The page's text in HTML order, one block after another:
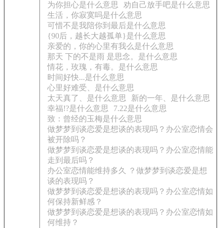
为你担心是什么意思
劝自己放手吧是什么意思
生活，你寂寞吗是什么意思
可惜不是我陪你到最后是什么意思
{90后，越长大越孤单}是什么意思
亲爱的，你的心里有我么是什么意思
那天 下的不是雨 是思念。是什么意思
情花，玫瑰，有毒。是什么意思
时间好快...是什么意思
心里好难受、是什么意思
太天真了、是什么意思
新的一年、是什么意思
幸福!?是什么意思
7.22是什么意思
致：曾经的玉梅是什么意思
做梦梦到谈恋爱是想谈的表现吗？办公室恋情会
被开除吗？
做梦梦到谈恋爱是想谈的表现吗？办公室恋情能
走到最后吗？
办公室恋情能维持多久 ？做梦梦到谈恋爱是想
谈的表现吗？
做梦梦到谈恋爱是想谈的表现吗？办公室恋情如
何保持新鲜感？
做梦梦到谈恋爱是想谈的表现吗？办公室恋情如
何维持？